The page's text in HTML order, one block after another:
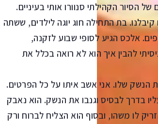
הסיור הקהילתי סנוורו אותי בעיניים.
בת התחילה חוג יוגה לילדים, ששתה
אלכס הגיע לסופי שבוע לזקנה,
להבין איך הוא לא רואה בכלל את
הנשק שלו. אני אשב איתו על כל הפרטים.
בדרך לבסיס וגנבו את הנשק. הוא נאבק
לו משהו, ובסוף הוא הצליח לברוח ורק